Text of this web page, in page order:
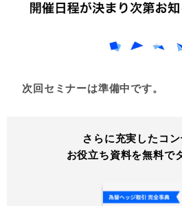
次回セミナーは準備中です。
さらに充実したコン
お役立ち資料を無料で